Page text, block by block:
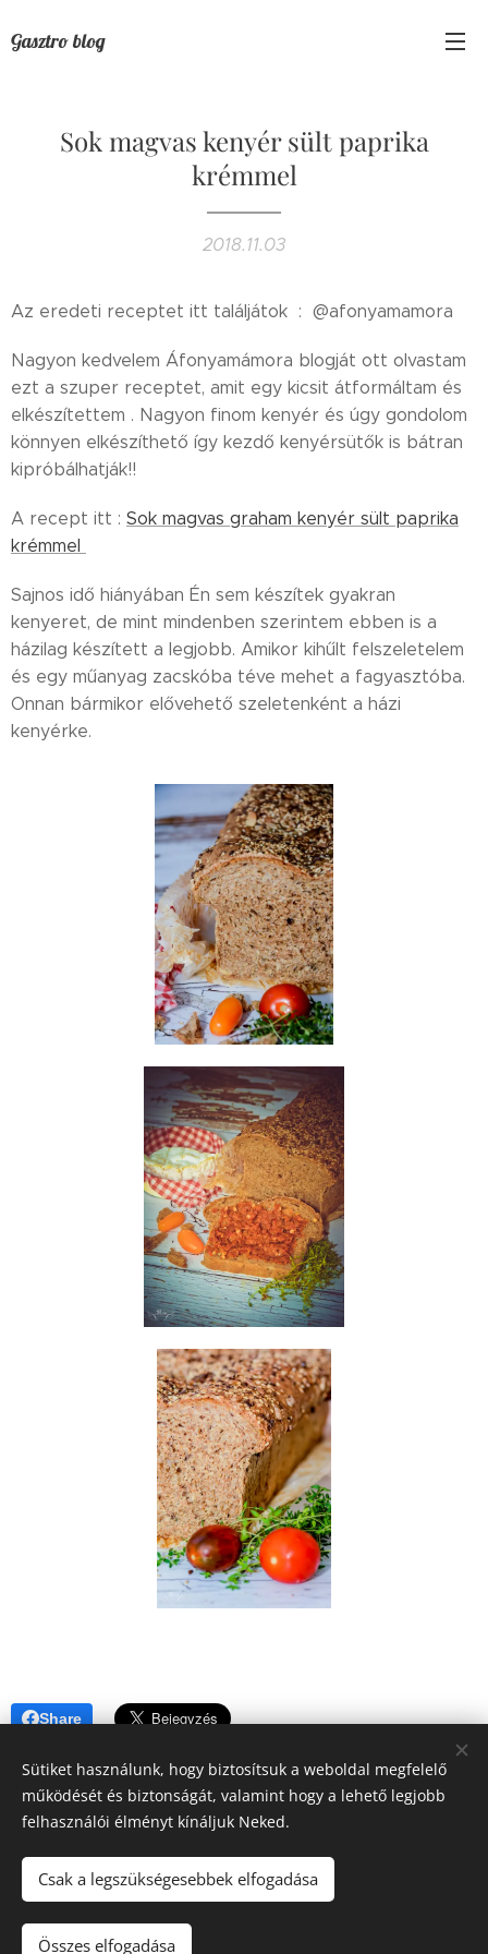
Gasztro blog
Sok magvas kenyér sült paprika
krémmel
2018.11.03
Az eredeti receptet itt találjátok : @afonyamamora
Nagyon kedvelem Áfonyamámora blogját ott olvastam
ezt a szuper receptet, amit egy kicsit átformáltam és
elkészítettem . Nagyon finom kenyér és úgy gondolom
könnyen elkészíthető így kezdő kenyérsütők is bátran
kipróbálhatják!!
A recept itt : Sok magvas graham kenyér sült paprika
krémmel
Sajnos idő hiányában Én sem készítek gyakran
kenyeret, de mint mindenben szerintem ebben is a
házilag készített a legjobb. Amikor kihűlt felszeletelem
és egy műanyag zacskóba téve mehet a fagyasztóba.
Onnan bármikor elővehető szeletenként a házi
kenyérke.
Share
A blogban megjelenő tartalomra (receptek, írások, fotók, stb.)
a szerzői jogról szóló 2016. évi XCIII. törvény
vonatkozik.Kérem, hogy felhasználásához kérjen engedélyt!
Sütiket használunk, hogy biztosítsuk a weboldal megfelelő
működését és biztonságát, valamint hogy a lehető legjobb
felhasználói élményt kínáljuk Neked.
Csak a legszükségesebbek elfogadása
Összes elfogadása